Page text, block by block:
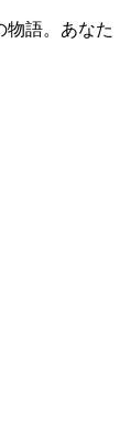
物語。あなた